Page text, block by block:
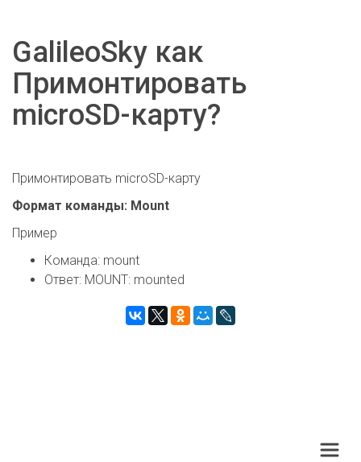
GalileoSky как
Примонтировать
microSD-карту?
Примонтировать microSD-карту
Формат команды: Mount
Пример
Команда: mount
Ответ: MOUNT: mounted